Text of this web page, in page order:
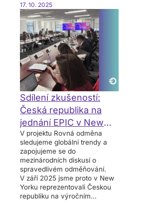
17. 10. 2025
Sdílení zkušeností:
Česká republika na
jednání EPIC v New
Yorku
V projektu Rovná odměna
sledujeme globální trendy a
zapojujeme se do
mezinárodních diskusí o
spravedlivém odměňování.
V září 2025 jsme proto v New
Yorku reprezentovali Českou
republiku na výročním